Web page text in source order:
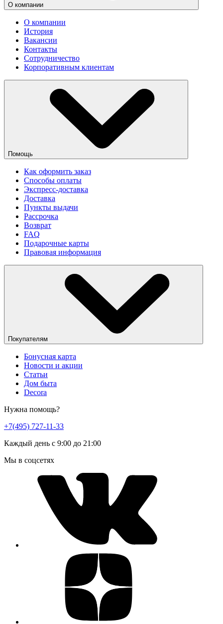
О компании
О компании
История
Вакансии
Контакты
Сотрудничество
Корпоративным клиентам
Помощь
Как оформить заказ
Способы оплаты
Экспресс-доставка
Доставка
Пункты выдачи
Рассрочка
Возврат
FAQ
Подарочные карты
Правовая информация
Покупателям
Бонусная карта
Новости и акции
Статьи
Дом быта
Decora
Нужна помощь?
+7(495) 727-11-33
Каждый день с 9:00 до 21:00
Мы в соцсетях